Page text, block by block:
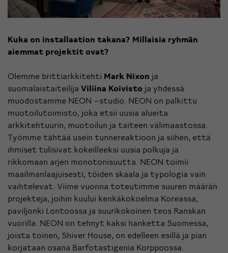
Kuka on installaation takana? Millaisia ryhmän
aiemmat projektit ovat?
Olemme brittiarkkitehti Mark Nixon ja
suomalaistaiteilija Viliina Koivisto ja yhdessä
muodostamme NEON –studio. NEON on palkittu
muotoilutoimisto, joka etsii uusia alueita
arkkitehtuurin, muotoilun ja taiteen välimaastossa.
Työmme tähtää usein tunnereaktioon ja siihen, että
ihmiset tulisivat kokeilleeksi uusia polkuja ja
rikkomaan arjen monotonisuutta. NEON toimii
maailmanlaajuisesti, töiden skaala ja typologia vain
vaihtelevat. Viime vuonna toteutimme suuren määrän
projekteja, joihin kuului kenkäkokoelma Koreassa,
paviljonki Lontoossa ja suurikokoinen teos Ranskan
vuorilla. NEON on tehnyt kaksi hanketta Suomessa,
joista toinen, Shiver House, on edelleen esillä ja pian
korjataan osana Barfotastigenia Korppoossa.